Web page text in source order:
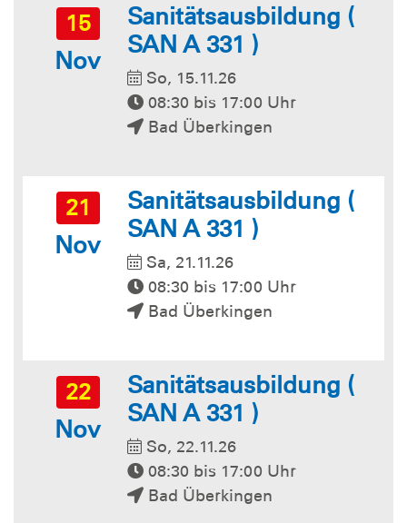
15
Nov
Sanitätsausbildung (
SAN A 331 )
So, 15.11.26
08:30 bis 17:00 Uhr
Bad Überkingen
21
Nov
Sanitätsausbildung (
SAN A 331 )
Sa, 21.11.26
08:30 bis 17:00 Uhr
Bad Überkingen
22
Nov
Sanitätsausbildung (
SAN A 331 )
So, 22.11.26
08:30 bis 17:00 Uhr
Bad Überkingen